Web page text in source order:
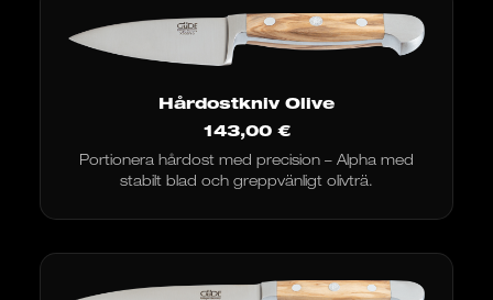
Hårdostkniv Olive
143,00 €
Portionera hårdost med precision – Alpha med
stabilt blad och greppvänligt olivträ.